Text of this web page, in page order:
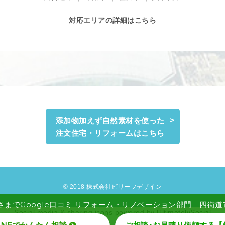
対応エリアの詳細はこちら
添加物加えず自然素材を使った
注文住宅・リフォームはこちら
© 2018 株式会社ビリーフデザイン
Social media & sharing icons powered byUltimatelySocial
までGoogle口コミ リフォーム・リノベーション部門 四街道